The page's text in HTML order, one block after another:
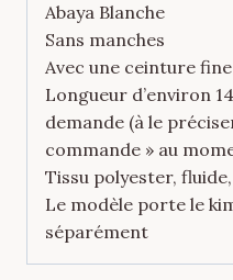
Abaya Blanche
Sans manches
Avec une ceinture
Longueur d’environ
demande (à le
commande » au
Tissu polyester,
Le modèle porte le
séparément